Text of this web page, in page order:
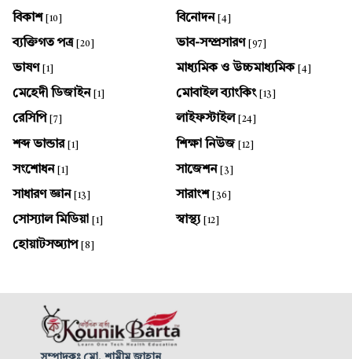
বিকাশ [10] বিনোদন [4]
ব্যক্তিগত পত্র [20] ভাব-সম্প্রসারণ [97]
ভাষণ [1] মাধ্যমিক ও উচ্চমাধ্যমিক [4]
মেহেদী ডিজাইন [1] মোবাইল ব্যাংকিং [13]
রেসিপি [7] লাইফস্টাইল [24]
শব্দ ভান্ডার [1] শিক্ষা নিউজ [12]
সংশোধন [1] সাজেশন [3]
সাধারণ জ্ঞান [13] সারাংশ [36]
সোস্যাল মিডিয়া [1] স্বাস্থ্য [12]
হোয়াটসঅ্যাপ [8]